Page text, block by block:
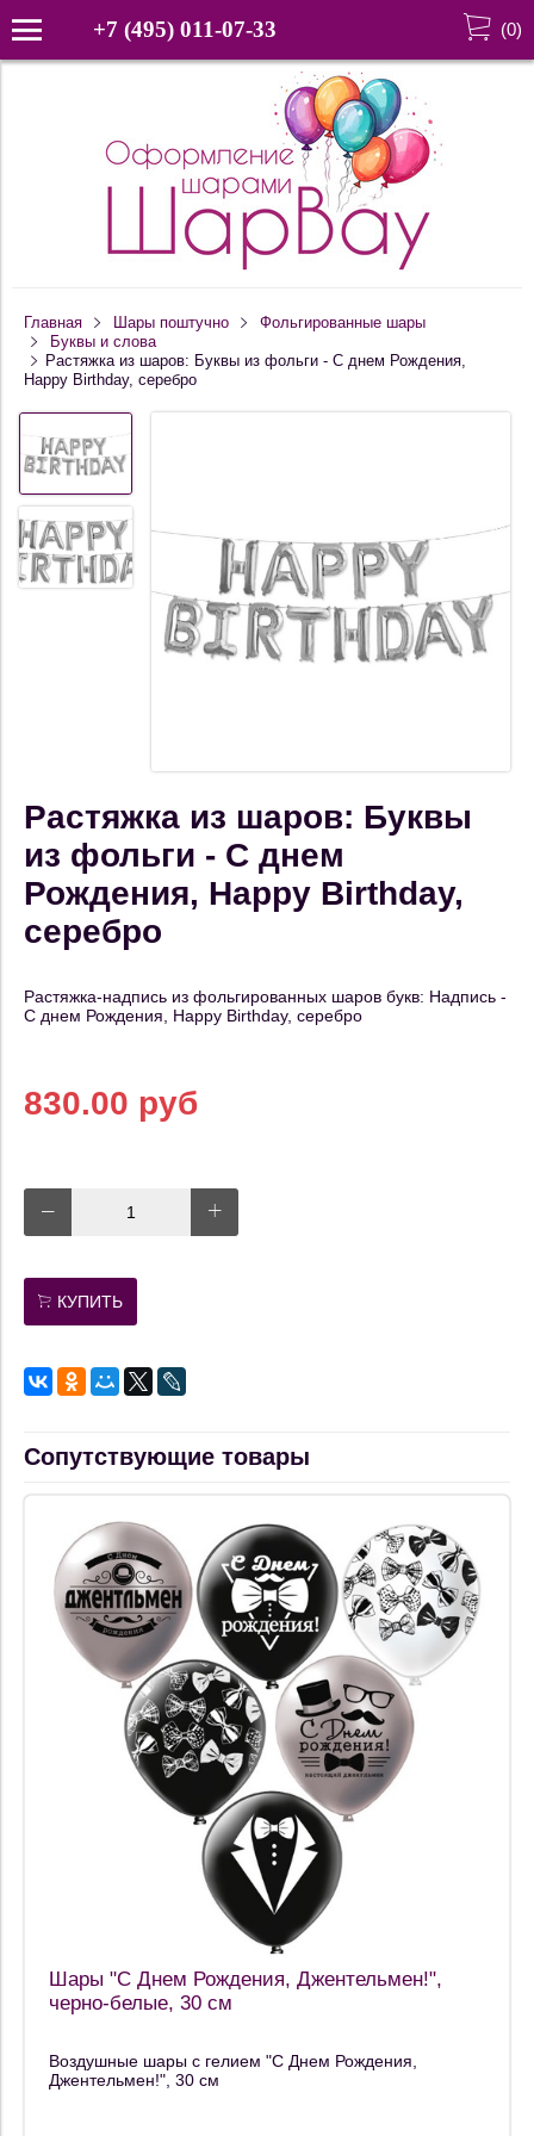
+7 (495) 011-07-33 (0)
Главная Шары поштучно
Фольгированные шары
Буквы и слова
Растяжка из шаров: Буквы из фольги - С днем Рождения,
Happy Birthday, серебро
Растяжка из шаров: Буквы
из фольги - С днем
Рождения, Happy Birthday,
серебро
Растяжка-надпись из фольгированных шаров букв: Надпись -
С днем Рождения, Happy Birthday, серебро
830.00 руб
КУПИТЬ
Сопутствующие товары
Шары "С Днем Рождения, Джентельмен!",
черно-белые, 30 см
Воздушные шары с гелием "С Днем Рождения,
Джентельмен!", 30 см